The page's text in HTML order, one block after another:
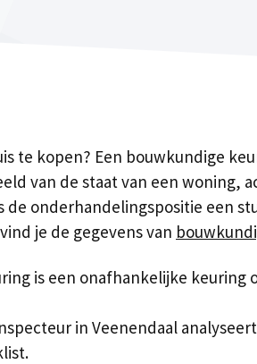
te kopen? Een bouwkundige
van de staat van een
de onderhandelingspositie een
je de gegevens van
is een onafhankelijke keuring
in Veenendaal